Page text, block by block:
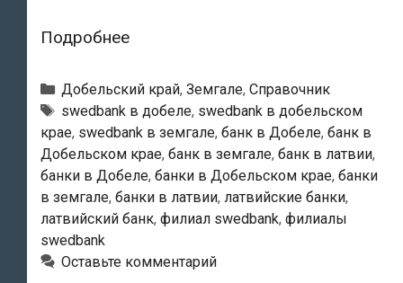
ПодробнееSwedbank
Добельский
филиал
Рубрики
Добельский край, Земгале, Справочник
Тэги
swedbank в добеле, swedbank в добельском
крае, swedbank в земгале, банк в Добеле, банк в
Добельском крае, банк в земгале, банк в латвии,
банки в Добеле, банки в Добельском крае, банки
в земгале, банки в латвии, латвийские банки,
латвийский банк, филиал swedbank, филиалы
swedbank
Оставьте комментарий